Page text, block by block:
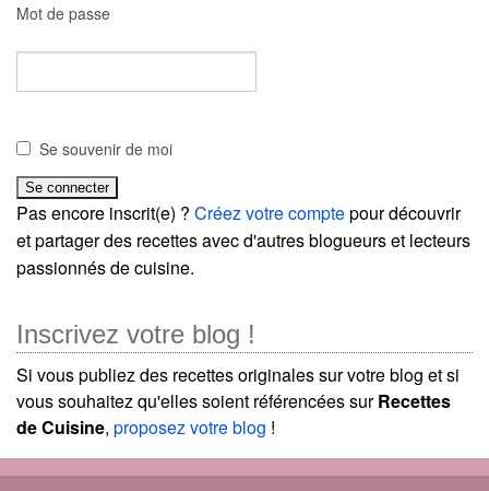
Mot de passe
Se souvenir de moi
Pas encore inscrit(e) ? Créez votre comptepour découvrir
et partager des recettes avec d'autres blogueurs et lecteurs
passionnés de cuisine.
Inscrivez votre blog !
Si vous publiez des recettes originales sur votre blog et si
vous souhaitez qu'elles soient référencées surRecettes
de Cuisine, proposez votre blog !